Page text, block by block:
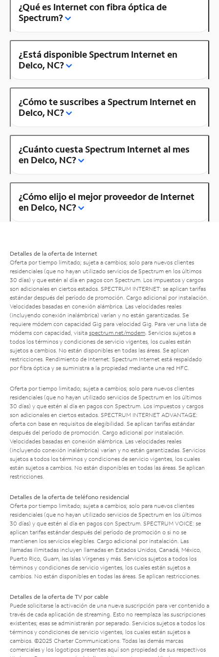
¿Qué es Internet con fibra óptica de
Spectrum?
¿Está disponible Spectrum Internet en
Delco, NC?
¿Cómo te suscribes a Spectrum Internet en
Delco, NC?
¿Cuánto cuesta Spectrum Internet al mes
en Delco, NC?
¿Cómo elijo el mejor proveedor de Internet
en Delco, NC?
Detalles de la oferta de Internet
Oferta por tiempo limitado; sujeta a cambios; solo para nuevos clientes
residenciales (que no hayan utilizado servicios de Spectrum en los últimos
30 días) y que estén al día en pagos con Spectrum. Los impuestos y cargos
son adicionales en ciertos estados. SPECTRUM INTERNET: se aplican tarifas
estándar después del período de promoción. Cargo adicional por instalación.
Velocidades basadas en conexión alámbrica. Las velocidades reales
(incluyendo conexión inalámbrica) varían y no están garantizadas. Se
requiere módem con capacidad Gig para velocidad Gig. Para ver una lista de
módems con capacidad, visita spectrum.net/modem . Servicios sujetos a
todos los términos y condiciones de servicio vigentes, los cuales están
sujetos a cambios. No están disponibles en todas las áreas. Se aplican
restricciones. Rendimiento de Internet: Spectrum Internet está respaldado
por fibra óptica y se suministra a la propiedad mediante una red HFC.
Oferta por tiempo limitado; sujeta a cambios; solo para nuevos clientes
residenciales (que no hayan utilizado servicios de Spectrum en los últimos
30 días) y que estén al día en pagos con Spectrum. Los impuestos y cargos
son adicionales en ciertos estados. SPECTRUM INTERNET ADVANTAGE:
oferta con base en requisitos de elegibilidad. Se aplican tarifas estándar
después del período de promoción. Cargo adicional por instalación.
Velocidades basadas en conexión alámbrica. Las velocidades reales
(incluyendo conexión inalámbrica) varían y no están garantizadas. Servicios
sujetos a todos los términos y condiciones de servicio vigentes, los cuales
están sujetos a cambios. No están disponibles en todas las áreas. Se aplican
restricciones.
Detalles de la oferta de teléfono residencial
Oferta por tiempo limitado; sujeta a cambios; solo para nuevos clientes
residenciales (que no hayan utilizado servicios de Spectrum en los últimos
30 días) y que estén al día en pagos con Spectrum. SPECTRUM VOICE: se
aplican tarifas estándar después del período de promoción o si no se
mantienen los servicios elegibles. Cargo adicional por instalación. Las
llamadas ilimitadas incluyen llamadas en Estados Unidos, Canadá, México,
Puerto Rico, Guam, las Islas Vírgenes y más. Servicios sujetos a todos los
términos y condiciones de servicio vigentes, los cuales están sujetos a
cambios. No están disponibles en todas las áreas. Se aplican restricciones.
Detalles de la oferta de TV por cable
Puede solicitarse la activación de una nueva suscripción para ver contenido a
través de cada aplicación de streaming. Esto no reemplaza las suscripciones
existentes; esas se administrarán por separado. Servicios sujetos a todos los
términos y condiciones de servicio vigentes, los cuales están sujetos a
cambios. ©2025 Charter Communications. Todas las demás marcas
comerciales y los logotipos presentes aquí son propiedad de sus respectivos